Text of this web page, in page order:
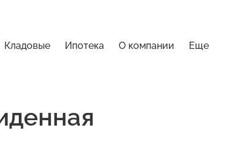
Кладовые Ипотека О компании Еще